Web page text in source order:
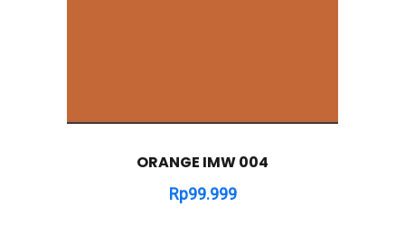
ORANGE IMW 004
Rp99.999